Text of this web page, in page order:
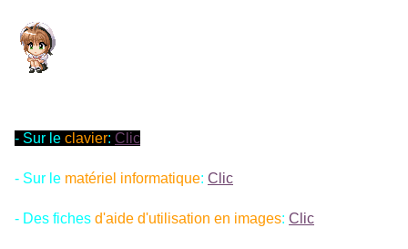
- Sur le clavier: Clic
- Sur le matériel informatique: Clic
- Des fiches d'aide d'utilisation en images: Clic